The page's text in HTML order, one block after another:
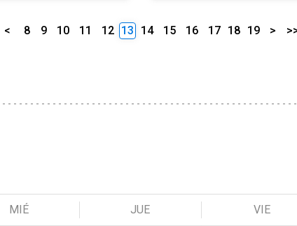
< 8 9 10 11 12 13 14 15 16 17 18 19 >
MIÉ JUE VIE